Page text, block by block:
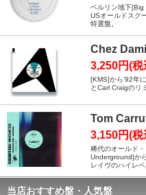
ベルリン地下[Big
USオールドスク
特選盤。
Chez
3,250円(税
[KMS]から’92年
とCarl Craigのリ
Tom
3,150円(税
稀代のオールド
Underground]か
レイヴのハイレ
当店おすすめ盤・人気盤